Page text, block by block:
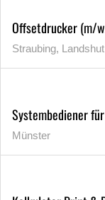
Offsetdrucker (m/
Straubing, Landshut
Systembediener
Münster